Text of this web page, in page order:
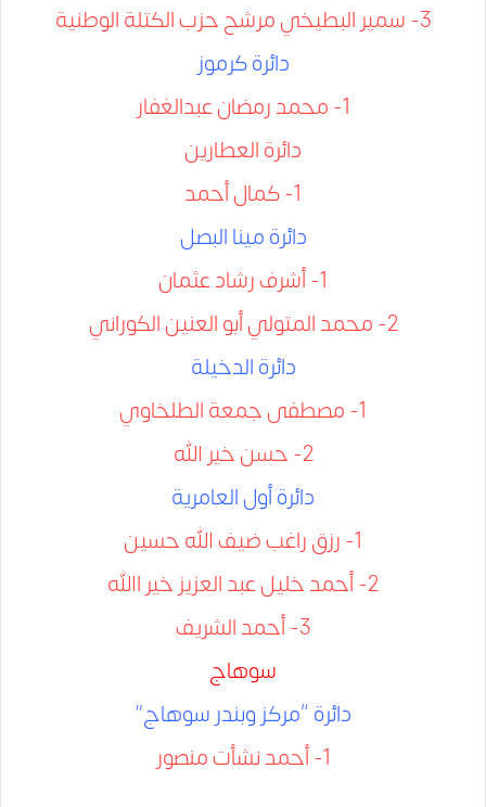
3- سمير البطيخي مرشح حزب الكتلة الوطنية
داﺋﺮة كرموز
1- محمد رمضان عبدالغفار
دائرة العطارين
1- كمال أحمد
داﺋﺮة ﻣﯿﻨﺎ اﻟﺒﺼﻞ
1- أشرف رشاد عثمان
2- محمد المتولي أبو العنين الكوراني
داﺋﺮة الدخيلة
1- مصطفى جمعة الطلخاوي
2- حسن خير الله
داﺋﺮة أول العامرية
1- رزق راغب ﺿﯿﻒ ﷲ ﺣﺴﯿﻦ
2- أﺣﻤﺪ ﺧﻠﯿﻞ ﻋﺒﺪ اﻟﻌﺰﯾﺰ ﺧﯿﺮ اﷲ
3- أحمد الشريف
سوهاج
دائرة “مركز وبندر سوهاج”
1- أحمد نشأت منصور